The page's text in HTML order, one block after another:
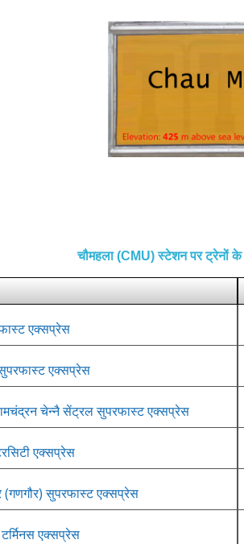
चौमहला (CMU) स्टेशन पर ट्रेनों
एक्सप्रेस
एक्सप्रेस
चेन्नै सेंट्रल सुपरफास्ट एक्सप्रेस
एक्सप्रेस
सुपरफास्ट एक्सप्रेस
टर्मिनस एक्सप्रेस